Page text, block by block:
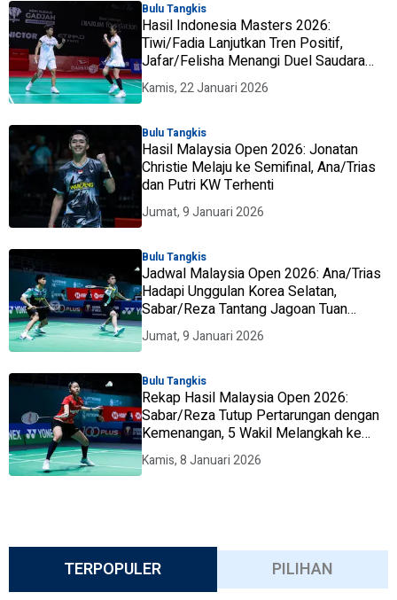
Bulu Tangkis
Hasil Indonesia Masters 2026:
Tiwi/Fadia Lanjutkan Tren Positif,
Jafar/Felisha Menangi Duel Saudara
Kontra Dejan/Bernadine
Kamis, 22 Januari 2026
Bulu Tangkis
Hasil Malaysia Open 2026: Jonatan
Christie Melaju ke Semifinal, Ana/Trias
dan Putri KW Terhenti
Jumat, 9 Januari 2026
Bulu Tangkis
Jadwal Malaysia Open 2026: Ana/Trias
Hadapi Unggulan Korea Selatan,
Sabar/Reza Tantang Jagoan Tuan
Rumah
Jumat, 9 Januari 2026
Bulu Tangkis
Rekap Hasil Malaysia Open 2026:
Sabar/Reza Tutup Pertarungan dengan
Kemenangan, 5 Wakil Melangkah ke
Perempat Final
Kamis, 8 Januari 2026
TERPOPULER PILIHAN